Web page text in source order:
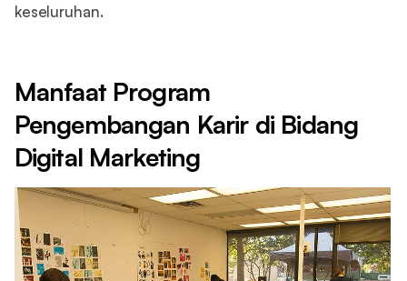
keseluruhan.
Manfaat Program
Pengembangan Karir di Bidang
Digital Marketing